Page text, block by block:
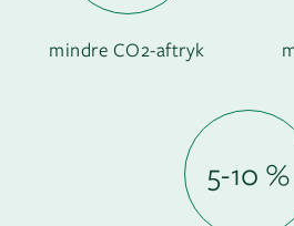
mindre CO2-aftryk
5-10 %